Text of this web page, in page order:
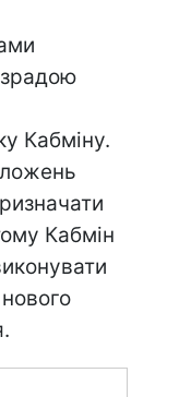
Кабміну.
Кабмін